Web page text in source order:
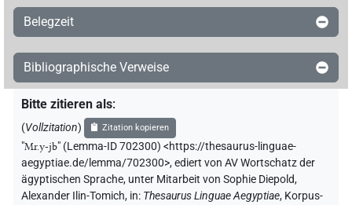
Belegzeit
Bibliographische Verweise
Bitte zitieren als:
(Vollzitation) Zitation kopieren
"Mr.y-jb" (Lemma-ID 702300) <https://thesaurus-linguae-
aegyptiae.de/lemma/702300>,ediert von AV Wortschatz der
ägyptischen Sprache, unter Mitarbeit von Sophie Diepold,
Alexander Ilin-Tomich, in: Thesaurus Linguae Aegyptiae, Korpus-